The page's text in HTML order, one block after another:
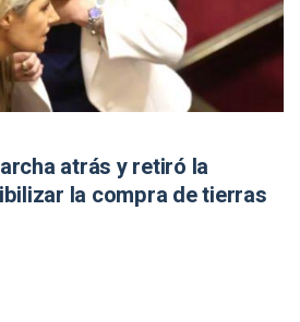
atrás y retiró la
la compra de tierras